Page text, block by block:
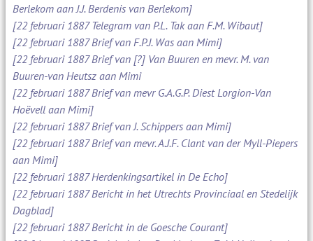
Berlekom aan J.J. Berdenis van Berlekom]
[22 februari 1887 Telegram van P.L. Tak aan F.M. Wibaut]
[22 februari 1887 Brief van F.P.J. Was aan Mimi]
[22 februari 1887 Brief van [?] Van Buuren en mevr. M. van
Buuren-van Heutsz aan Mimi
[22 februari 1887 Brief van mevr G.A.G.P. Diest Lorgion-Van
Hoëvell aan Mimi]
[22 februari 1887 Brief van J. Schippers aan Mimi]
[22 februari 1887 Brief van mevr. A.J.F. Clant van der Myll-Piepers
aan Mimi]
[22 februari 1887 Herdenkingsartikel in De Echo]
[22 februari 1887 Bericht in het Utrechts Provinciaal en Stedelijk
Dagblad]
[22 februari 1887 Bericht in de Goesche Courant]